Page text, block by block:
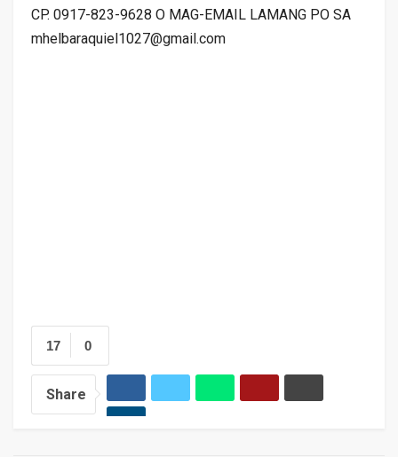
CP. 0917-823-9628 O MAG-EMAIL LAMANG PO SA
mhelbaraquiel1027@gmail.com
0
17
Share